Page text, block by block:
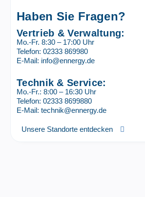
Haben Sie Fragen?
Vertrieb & Verwaltung:
Mo.-Fr. 8:30 – 17:00 Uhr
Telefon: 02333 869980
E-Mail: info@ennergy.de
Technik & Service:
Mo.-Fr.: 8:00 – 16:30 Uhr
Telefon: 02333 8699880
E-Mail: technik@ennergy.de
Unsere Standorte entdecken